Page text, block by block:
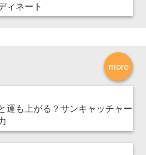
ィネート
more
運も上がる？サンキャッチャー